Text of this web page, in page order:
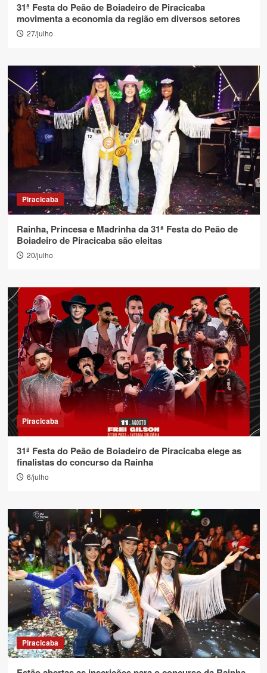
31ª Festa do Peão de Boiadeiro de Piracicaba
movimenta a economia da região em diversos setores
27/julho
Piracicaba
Rainha, Princesa e Madrinha da 31ª Festa do Peão de
Boiadeiro de Piracicaba são eleitas
20/julho
Piracicaba
31ª Festa do Peão de Boiadeiro de Piracicaba elege as
finalistas do concurso da Rainha
6/julho
Piracicaba